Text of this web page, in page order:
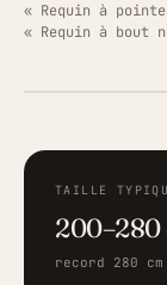
« Requin à
« Requin à bout
TAILLE
200–280
record 280 cm